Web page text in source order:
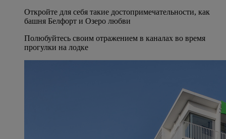
Откройте для себя такие достопримечательности, как
башня Белфорт и Озеро любви
Полюбуйтесь своим отражением в каналах во время
прогулки на лодке